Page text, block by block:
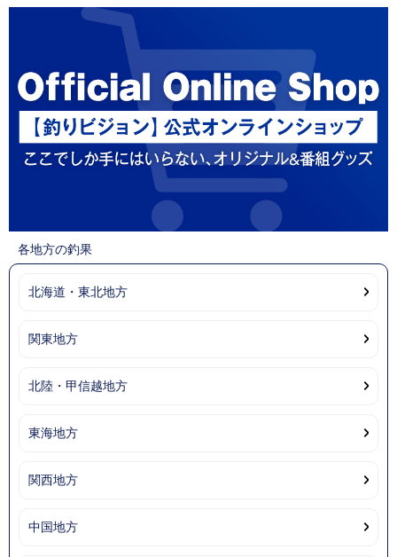
各地方の釣果
北海道・東北地方
関東地方
北陸・甲信越地方
東海地方
関西地方
中国地方